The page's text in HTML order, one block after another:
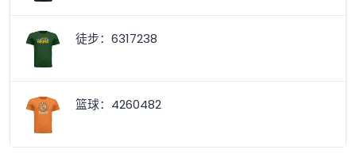
徒步：6317238
篮球：4260482